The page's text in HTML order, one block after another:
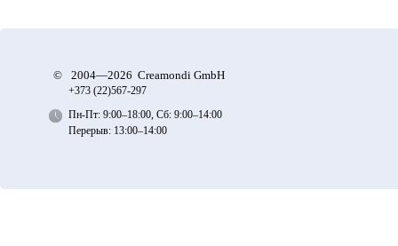
© 2004—2026 Creamondi GmbH
+373 (22)567-297
Пн-Пт: 9:00–18:00, Сб: 9:00–14:00
Перерыв: 13:00–14:00